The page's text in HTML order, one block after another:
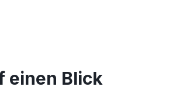
einen Blick